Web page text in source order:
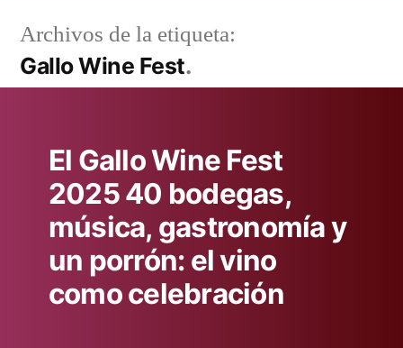
Archivos de la etiqueta:
Gallo Wine Fest
El Gallo Wine Fest
2025 40 bodegas,
música, gastronomía y
un porrón: el vino
como celebración